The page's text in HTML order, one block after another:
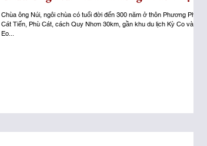
Chùa ông Núi, ngôi chùa có tuổi đời đến 300 năm ở thôn Phương Phi, xã
Cát Tiến, Phù Cát, cách Quy Nhơn 30km, gần khu du lịch Kỳ Co và
Eo...